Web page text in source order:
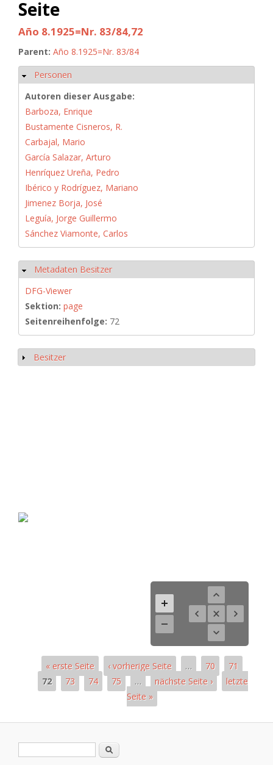
Seite
Año 8.1925=Nr. 83/84,72
Parent: Año 8.1925=Nr. 83/84
Hide
Personen
Autoren dieser Ausgabe:
Barboza, Enrique
Bustamente Cisneros, R.
Carbajal, Mario
García Salazar, Arturo
Henríquez Ureña, Pedro
Ibérico y Rodríguez, Mariano
Jimenez Borja, José
Leguía, Jorge Guillermo
Sánchez Viamonte, Carlos
Hide
Metadaten Besitzer
DFG-Viewer
Sektion: page
Seitenreihenfolge: 72
Show
Besitzer
« erste Seite ‹ vorherige Seite … 70
71
72
73 74 75 … nächste Seite ›
letzte
Seite »
Search